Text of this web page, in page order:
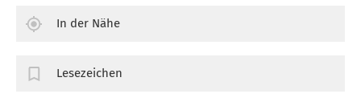
In der Nähe
Lesezeichen